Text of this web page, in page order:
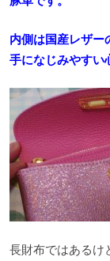
内側は国産レザー
手になじみやすい
長財布ではあるけ